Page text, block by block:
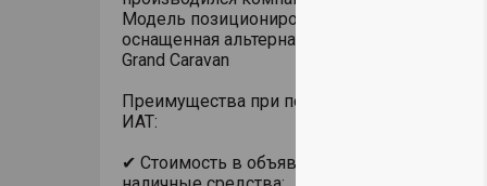
Модель позиционировалась как более
оснащенная альтернатива своему «собрату»
Grand Caravan
Преимущества при покупке автомобиля с
ИАТ:
✔ Стоимость в объявлении актуальна при